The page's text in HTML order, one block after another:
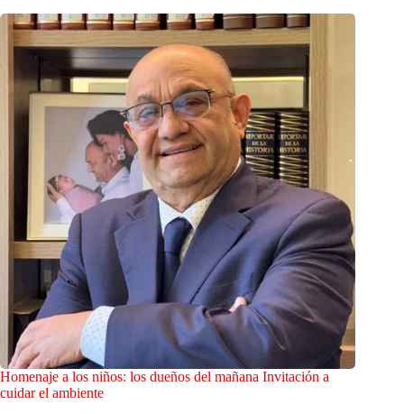
Homenaje a los niños: los dueños del mañana Invitación a
cuidar el ambiente